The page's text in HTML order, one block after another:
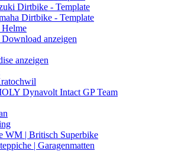
Dirtbike - Template
Dirtbike - Template
Helme
Download anzeigen
anzeigen
Dynavolt Intact GP Team
WM | Britisch Superbike
| Garagenmatten